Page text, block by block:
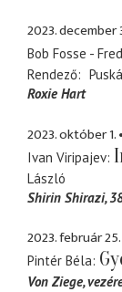
2023. december
Bob Fosse -
Rendező
Roxie Hart
2023. október 1.
Ivan Viripajev
László
Shirin Shirazi,
2023. február 25.
Pintér Béla
Von Ziege